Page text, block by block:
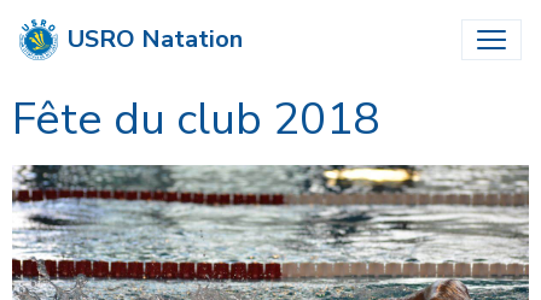
USRO Natation
Fête du club 2018